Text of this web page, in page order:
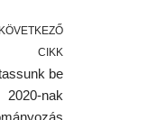
KÖVETKEZŐ
CIKK
be
2020-nak